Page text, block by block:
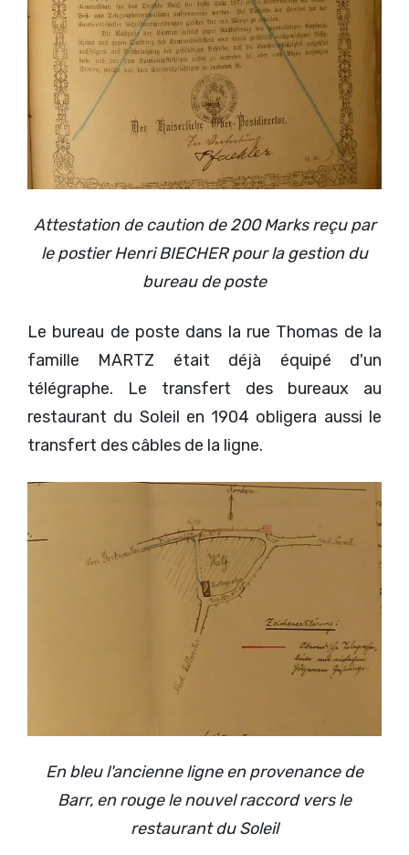
Attestation de caution de 200 Marks reçu par
le postier Henri BIECHER pour la gestion du
bureau de poste
Le bureau de poste dans la rue Thomas de la
famille MARTZ était déjà équipé d'un
télégraphe. Le transfert des bureaux au
restaurant du Soleil en 1904 obligera aussi le
transfert des câbles de la ligne.
En bleu l'ancienne ligne en provenance de
Barr, en rouge le nouvel raccord vers le
restaurant du Soleil